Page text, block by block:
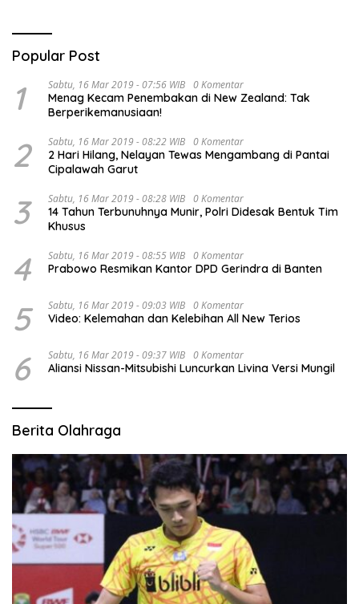
Popular Post
1 Sabtu, 16 Mar 2019 - 07:56 WIB 0 Komentar
Menag Kecam Penembakan di New Zealand: Tak
Berperikemanusiaan!
2 Sabtu, 16 Mar 2019 - 08:22 WIB 0 Komentar
2 Hari Hilang, Nelayan Tewas Mengambang di Pantai
Cipalawah Garut
3 Sabtu, 16 Mar 2019 - 08:28 WIB 0 Komentar
14 Tahun Terbunuhnya Munir, Polri Didesak Bentuk Tim
Khusus
4 Sabtu, 16 Mar 2019 - 08:55 WIB 0 Komentar
Prabowo Resmikan Kantor DPD Gerindra di Banten
5 Sabtu, 16 Mar 2019 - 09:03 WIB 0 Komentar
Video: Kelemahan dan Kelebihan All New Terios
6 Sabtu, 16 Mar 2019 - 09:37 WIB 0 Komentar
Aliansi Nissan-Mitsubishi Luncurkan Livina Versi Mungil
Berita Olahraga